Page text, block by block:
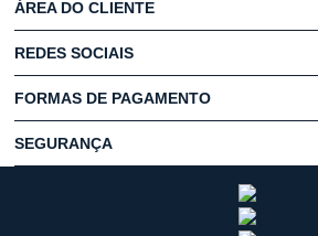
ÁREA DO CLIENTE
REDES SOCIAIS
FORMAS DE PAGAMENTO
SEGURANÇA